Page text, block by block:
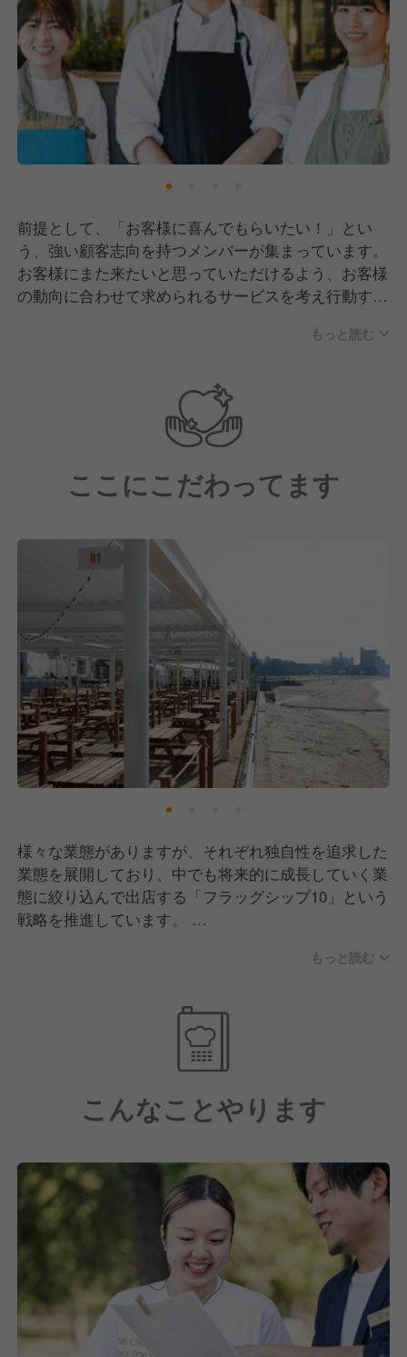
この3つが揃ったブランドを作り、店舗展開を続けて
います。
「情報をキャッチする」というのも大切な仕事の一
部。
当社は流行を理解することやお客様のニーズをつかむ
ことを大切にしており、何をお客さまにお届けするべ
きかをしっかり考え行動することに注力しています。
一社員からのアイデアが元になりブランド展開するケ
ースも数多くあります！
これからもこれらの動きを加速させ、ブランディング
とビジョンの実現を目指します！
前提として、「お客様に喜んでもらいたい！」とい
う、強い顧客志向を持つメンバーが集まっています。
お客様にまた来たいと思っていただけるよう、お客様
の動向に合わせて求められるサービスを考え行動す
る、すべてはお客様の為に仕事をします。
■□実際に働いているスタッフ□■
肉和食 月火水木金土日でホールスタッフとしてアル
バイトの教育、シフトやメニューの作成、予約サイト
や人件費の管理を行っています。ワインエキスパート
をかけることが当面の目標です。
▼25歳男性
イタリアンカフェSEN℃で調理主任として、キッチ
ン全ポジションを任されていますが、基本はメインの
お肉を担当しています。
料理長や知り合いなどにおすすめのお店を紹介しても
らい、よく視察に行きます。
食べた料理を自分なりに解釈・吸収し自店舗で四季を
織り交ぜメニュー化に挑戦しています。前回の試食会
では春の季節なので春の食材を使ったメニューを提
一度提案したメニューを料理長、ディレクターの意見
を参考に再度改善。
今年「炭焼き鰆のペペロンチーノ 柑橘の香り」のパ
スタがメニューインしました！
もっと読む
ここにこだわってます
様々な業態がありますが、それぞれ独自性を追求した
業態を展開しており、中でも将来的に成長していく業
態に絞り込んで出店する「フラッグシップ10」という
戦略を推進しています。
126日以上の休日・1日平均9時間労働を目指す)を整備
り成長の実感と待遇向上を掴める環境です。
昇格チャンス多数あります。
4月・10月の年2回、自ら手を挙げ人事部へ立候補。
昇格チャンス時には約40名の社員が手を上げ7〜8割
が役職UPを実現しています。
次回のチャンスにも活かすことができます。
もっと読む
こんなことやります